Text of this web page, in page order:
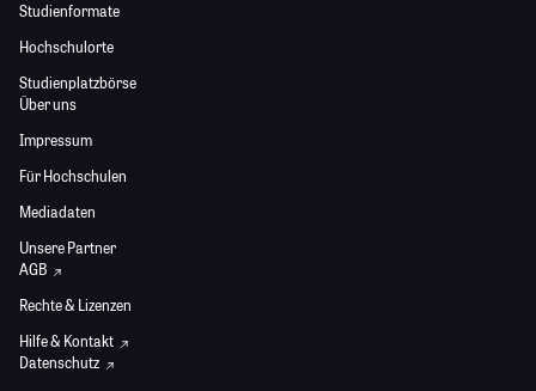
Studienformate
Hochschulorte
Studienplatzbörse
Über uns
Impressum
Für Hochschulen
Mediadaten
Unsere Partner
AGB
Rechte & Lizenzen
Hilfe & Kontakt
Datenschutz